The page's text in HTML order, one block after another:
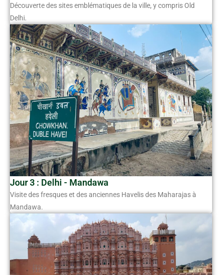
Découverte des sites emblématiques de la ville, y compris Old
Delhi.
Jour 3 : Delhi - Mandawa
Visite des fresques et des anciennes Havelis des Maharajas à
Mandawa.